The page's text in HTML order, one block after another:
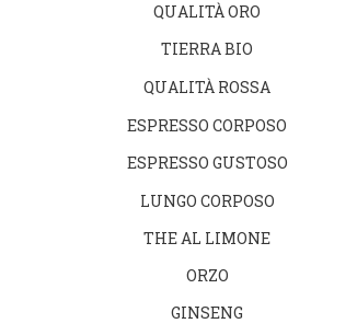
QUALITÀ ORO
TIERRA BIO
QUALITÀ ROSSA
ESPRESSO CORPOSO
ESPRESSO GUSTOSO
LUNGO CORPOSO
THE AL LIMONE
ORZO
GINSENG